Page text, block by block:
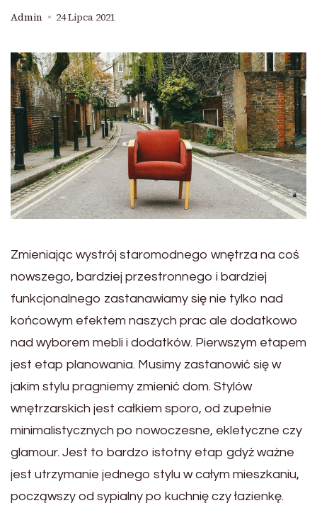
Admin 24 Lipca 2021
Zmieniając wystrój staromodnego wnętrza na coś
nowszego, bardziej przestronnego i bardziej
funkcjonalnego zastanawiamy się nie tylko nad
końcowym efektem naszych prac ale dodatkowo
nad wyborem mebli i dodatków. Pierwszym etapem
jest etap planowania. Musimy zastanowić się w
jakim stylu pragniemy zmienić dom. Stylów
wnętrzarskich jest całkiem sporo, od zupełnie
minimalistycznych po nowoczesne, ekletyczne czy
glamour. Jest to bardzo istotny etap gdyż ważne
jest utrzymanie jednego stylu w całym mieszkaniu,
począwszy od sypialny po kuchnię czy łazienkę.